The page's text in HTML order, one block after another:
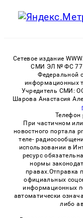
Сетевое издание
СМИ ЭЛ № ФС 77
Федеральной
информационных
Учредитель СМИ:
Шарова Анастасия
Телефон
При частичном
новостного портала
теле-
использовании в
ресурс
нормы
правах.Отправка
официальных
информационных
автоматически
либо